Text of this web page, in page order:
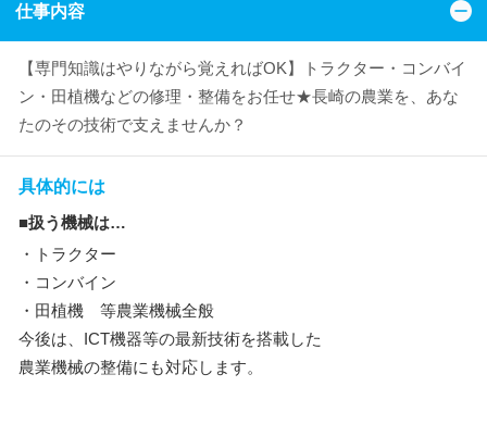
仕事内容
【専門知識はやりながら覚えればOK】トラクター・コンバイ
ン・田植機などの修理・整備をお任せ★長崎の農業を、あな
たのその技術で支えませんか？
具体的には
■扱う機械は…
・トラクター
・コンバイン
・田植機 等農業機械全般
今後は、ICT機器等の最新技術を搭載した
農業機械の整備にも対応します。